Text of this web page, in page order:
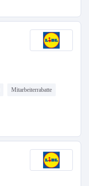
Mitarbeiterrabatte